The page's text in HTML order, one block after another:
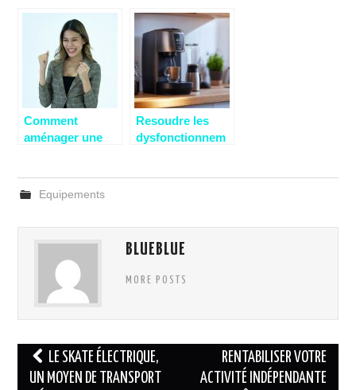
tenir au chaud!
température
Comment
aménager une
bain ?
Resoudre les
dysfonctionnem
Equipements
BLUEBLUE
MORE POSTS
Navigation
des
LE SKATE ÉLECTRIQUE,
UN MOYEN DE TRANSPORT
RENTABILISER VOTRE
ACTIVITÉ INDÉPENDANTE